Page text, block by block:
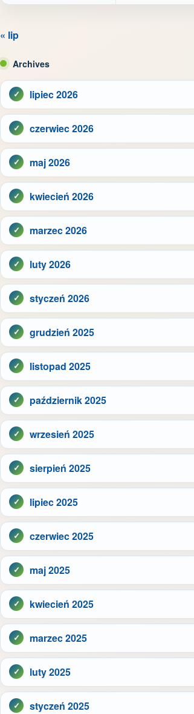
« lip
Archives
lipiec 2026
czerwiec 2026
maj 2026
kwiecień 2026
marzec 2026
luty 2026
styczeń 2026
grudzień 2025
listopad 2025
październik 2025
wrzesień 2025
sierpień 2025
lipiec 2025
czerwiec 2025
maj 2025
kwiecień 2025
marzec 2025
luty 2025
styczeń 2025